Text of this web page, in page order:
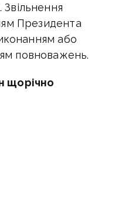
. Звільнення
Президента
або
повноважень.
щорічно